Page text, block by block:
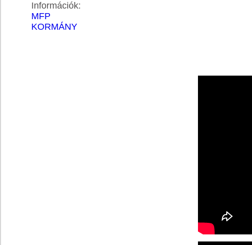
Információk:
MFP
KORMÁNY